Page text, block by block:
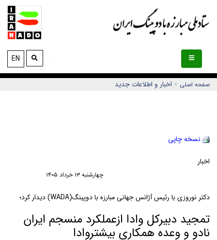
EN
صفحه اصلی > اخبار و اطلاعات جديد
نسخه چاپي
اخبار
چهارشنبه ١٣ خرداد ١٤٠٥
دکتر نوروزی با رئیس آژانس جهانی مبارزه با دوپینگ(WADA) دیدار کرد؛
تمجید دبیرکل وادا ازعملکرد منسجم ایران
نادو و وعده همکاری بیشتروادا